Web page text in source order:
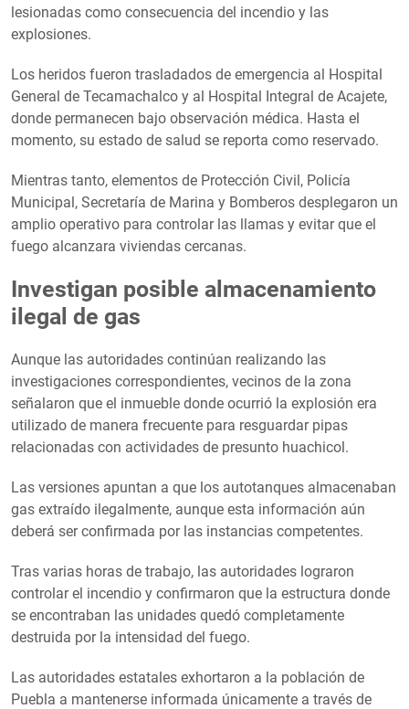
lesionadas como consecuencia del incendio y las
explosiones.
Los heridos fueron trasladados de emergencia al Hospital
General de Tecamachalco y al Hospital Integral de Acajete,
donde permanecen bajo observación médica. Hasta el
momento, su estado de salud se reporta como reservado.
Mientras tanto, elementos de Protección Civil, Policía
Municipal, Secretaría de Marina y Bomberos desplegaron un
amplio operativo para controlar las llamas y evitar que el
fuego alcanzara viviendas cercanas.
Investigan posible almacenamiento
ilegal de gas
Aunque las autoridades continúan realizando las
investigaciones correspondientes, vecinos de la zona
señalaron que el inmueble donde ocurrió la explosión era
utilizado de manera frecuente para resguardar pipas
relacionadas con actividades de presunto huachicol.
Las versiones apuntan a que los autotanques almacenaban
gas extraído ilegalmente, aunque esta información aún
deberá ser confirmada por las instancias competentes.
Tras varias horas de trabajo, las autoridades lograron
controlar el incendio y confirmaron que la estructura donde
se encontraban las unidades quedó completamente
destruida por la intensidad del fuego.
Las autoridades estatales exhortaron a la población de
Puebla a mantenerse informada únicamente a través de